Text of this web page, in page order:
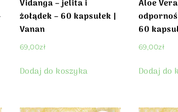
Vidanga – jelita i
żołądek – 60 kapsułek |
Vanan
69,00zł
Dodaj do koszyka
Aloe
60
69,00zł
Dodaj do